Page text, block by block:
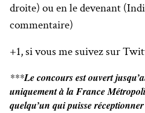
droite) ou en le devenant
commentaire)
+1, si vous me suivez sur
***Le concours est ouvert
uniquement à la France
quelqu’un qui puisse